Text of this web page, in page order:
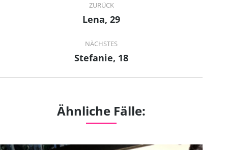
navigation
ZURÜCK
Previous
Lena, 29
NÄCHSTES
Next
Stefanie, 18
Ähnliche Fälle: